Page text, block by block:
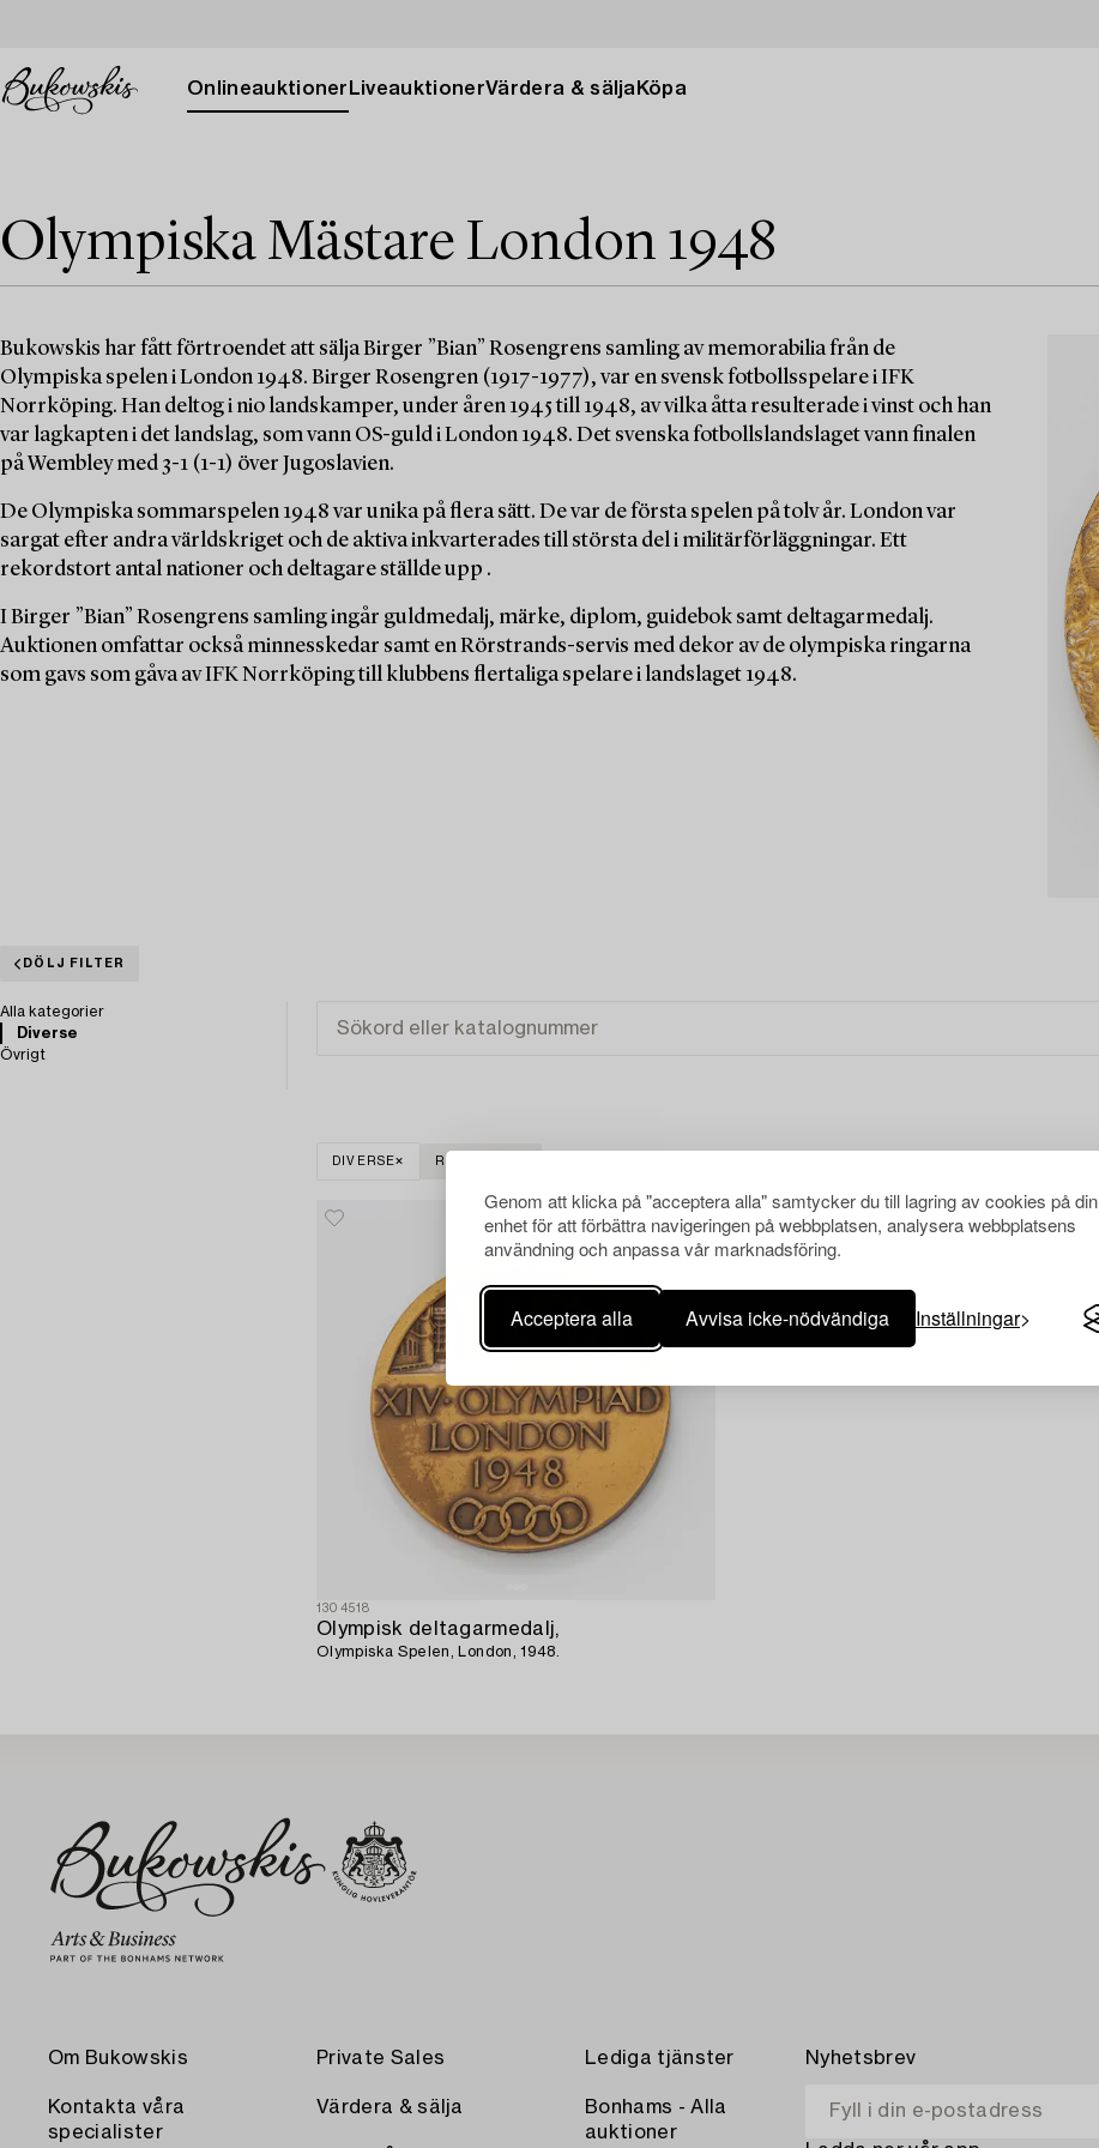
Genom att klicka på "acceptera alla" samtycker du till lagring av cookies på din
enhet för att förbättra navigeringen på webbplatsen, analysera webbplatsens
användning och anpassa vår marknadsföring.
Acceptera alla Avvisa icke-nödvändiga Inställningar
Onlineauktioner LiveauktionerVärdera & sälja Köpa
Olympiska Mästare London 1948
Bukowskis har fått förtroendet att sälja Birger ”Bian” Rosengrens samling av memorabilia från de
Olympiska spelen i London 1948. Birger Rosengren (1917-1977), var en svensk fotbollsspelare i IFK
Norrköping. Han deltog i nio landskamper, under åren 1945 till 1948, av vilka åtta resulterade i vinst och han
var lagkapten i det landslag, som vann OS-guld i London 1948. Det svenska fotbollslandslaget vann finalen
på Wembley med 3-1 (1-1) över Jugoslavien.
De Olympiska sommarspelen 1948 var unika på flera sätt. De var de första spelen på tolv år. London var
sargat efter andra världskriget och de aktiva inkvarterades till största del i militärförläggningar. Ett
rekordstort antal nationer och deltagare ställde upp .
I Birger ”Bian” Rosengrens samling ingår guldmedalj, märke, diplom, guidebok samt deltagarmedalj.
Auktionen omfattar också minnesskedar samt en Rörstrands-servis med dekor av de olympiska ringarna
som gavs som gåva av IFK Norrköping till klubbens flertaliga spelare i landslaget 1948.
DÖLJ FILTER
Alla kategorier
Diverse
Övrigt
DIVERSE RENSA ALLA
1304518
Olympisk deltagarmedalj,
Olympiska Spelen, London, 1948.
Om Bukowskis
Kontakta våra
specialister
Private Sales
Värdera & sälja
Lediga tjänster
Bonhams - Alla
auktioner
Nyhetsbrev